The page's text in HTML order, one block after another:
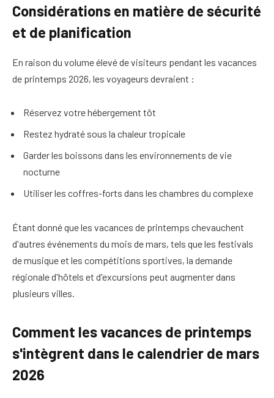
Considérations en matière de sécurité
et de planification
En raison du volume élevé de visiteurs pendant les vacances
de printemps 2026, les voyageurs devraient :
Réservez votre hébergement tôt
Restez hydraté sous la chaleur tropicale
Garder les boissons dans les environnements de vie
nocturne
Utiliser les coffres-forts dans les chambres du complexe
Étant donné que les vacances de printemps chevauchent
d'autres événements du mois de mars, tels que les festivals
de musique et les compétitions sportives, la demande
régionale d'hôtels et d'excursions peut augmenter dans
plusieurs villes.
Comment les vacances de printemps
s'intègrent dans le calendrier de mars
2026